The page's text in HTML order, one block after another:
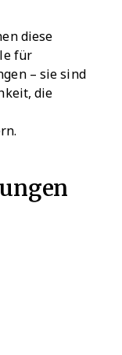
diese
für
– sie sind
die